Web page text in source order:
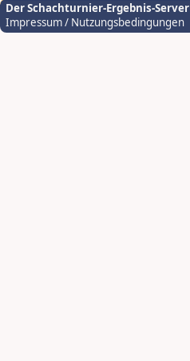
Der Schachturnier-Ergebnis-Server
Impressum / Nutzungsbedingungen